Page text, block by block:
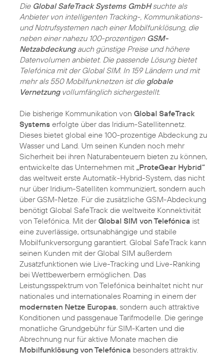
Die Global SafeTrack Systems GmbHsuchte als
Anbieter von intelligenten Tracking-, Kommunikations-
und Notrufsystemen nach einer Mobilfunklösung, die
neben einer nahezu 100-prozentigen GSM-
Netzabdeckungauch günstige Preise und höhere
Datenvolumen anbietet. Die passende Lösung bietet
Telefónica mit der Global SIM. In 159 Ländern und mit
mehr als 550 Mobilfunknetzen ist die globale
Vernetzungvollumfänglich sichergestellt.
Die bisherige Kommunikation von Global SafeTrack
Systems erfolgte über das Iridium-Satellitennetz.
Dieses bietet global eine 100-prozentige Abdeckung zu
Wasser und Land. Um seinen Kunden noch mehr
Sicherheit bei ihren Naturabenteuern bieten zu können,
entwickelte das Unternehmen mit „ProteGear Hybrid“
das weltweit erste Automatik-Hybrid-System, das nicht
nur über Iridium-Satelliten kommuniziert, sondern auch
über GSM-Netze. Für die zusätzliche GSM-Abdeckung
benötigt Global SafeTrack die weltweite Konnektivität
von Telefónica. Mit derGlobal SIM von Telefónica ist
eine zuverlässige, ortsunabhängige und stabile
Mobilfunkversorgung garantiert. Global SafeTrack kann
seinen Kunden mit der Global SIM außerdem
Zusatzfunktionen wie Live-Tracking und Live-Ranking
bei Wettbewerbern ermöglichen. Das
Leistungsspektrum von Telefónica beinhaltet nicht nur
nationales und internationales Roaming in einem der
modernsten Netze Europas, sondern auch attraktive
Konditionen und passgenaue Tarifmodelle. Die geringe
monatliche Grundgebühr für SIM-Karten und die
Abrechnung nur für aktive Monate machen die
Mobilfunklösung von Telefónica besonders attraktiv.